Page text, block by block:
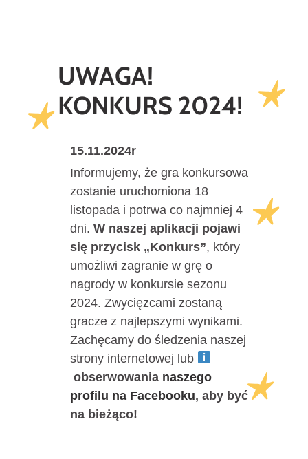
UWAGA!
KONKURS 2024!
15.11.2024r
Informujemy, że gra konkursowa
zostanie uruchomiona 18
listopada i potrwa co najmniej 4
dni. W naszej aplikacji pojawi
się przycisk „Konkurs”, który
umożliwi zagranie w grę o
nagrody w konkursie sezonu
2024. Zwycięzcami zostaną
gracze z najlepszymi wynikami.
Zachęcamy do śledzenia naszej
strony internetowej lub
obserwowania naszego
profilu na Facebooku, aby być
na bieżąco!